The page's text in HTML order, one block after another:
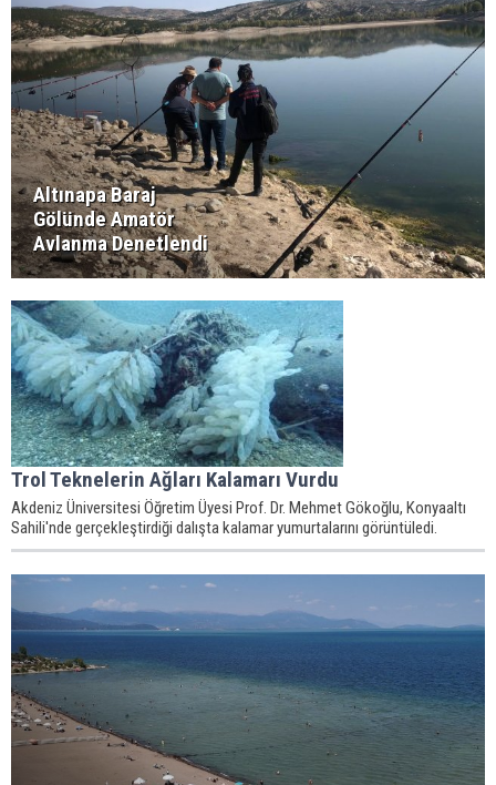
Altınapa Baraj
Gölünde Amatör
Avlanma Denetlendi
Trol Teknelerin Ağları Kalamarı Vurdu
Akdeniz Üniversitesi Öğretim Üyesi Prof. Dr. Mehmet Gökoğlu, Konyaaltı
Sahili'nde gerçekleştirdiği dalışta kalamar yumurtalarını görüntüledi.